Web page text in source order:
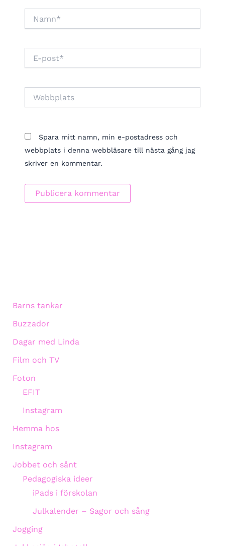
post*
Spara mitt namn, min e-postadress och
webbplats i denna webbläsare till nästa gång jag
skriver en kommentar.
Barns tankar
Buzzador
Dagar med Linda
Film och TV
Foton
EFIT
Instagram
Hemma hos
Instagram
Jobbet och sånt
Pedagogiska ideer
iPads i förskolan
Julkalender – Sagor och sång
Jogging